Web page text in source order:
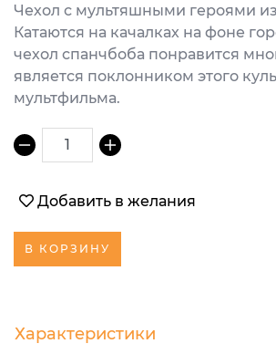
Чехол с мультяшными героями
Катаются на качалках на фоне
чехол спанчбоба понравится
является поклонником этого
мультфильма.
1
Добавить в желания
В КОРЗИНУ
Характеристики